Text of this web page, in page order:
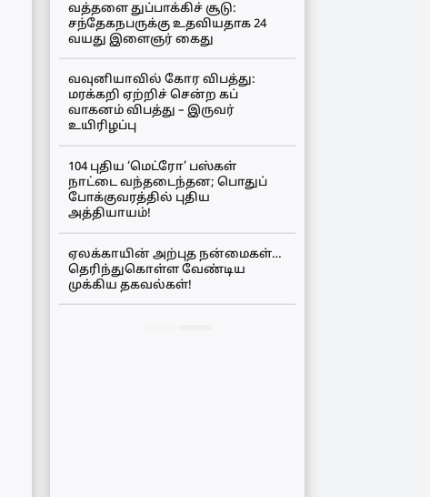
வத்தளை துப்பாக்கிச் சூடு:
சந்தேகநபருக்கு உதவியதாக 24
வயது இளைஞர் கைது
வவுனியாவில் கோர விபத்து:
மரக்கறி ஏற்றிச் சென்ற கப்
வாகனம் விபத்து – இருவர்
உயிரிழப்பு
104 புதிய ‘மெட்ரோ’ பஸ்கள்
நாட்டை வந்தடைந்தன; பொதுப்
போக்குவரத்தில் புதிய
அத்தியாயம்!
ஏலக்காயின் அற்புத நன்மைகள்…
தெரிந்துகொள்ள வேண்டிய
முக்கிய தகவல்கள்!